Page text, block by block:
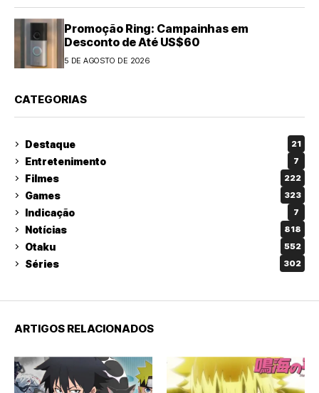
Promoção Ring: Campainhas em
Desconto de Até US$60
5 DE AGOSTO DE 2026
CATEGORIAS
Destaque 21
Entretenimento 7
Filmes 222
Games 323
Indicação 7
Notícias 818
Otaku 552
Séries 302
ARTIGOS RELACIONADOS